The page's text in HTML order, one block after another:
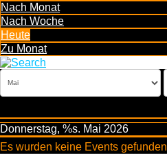
Nach Monat
Nach Woche
Heute
Zu Monat
Donnerstag, %s. Mai 2026
Es wurden keine Events gefunden